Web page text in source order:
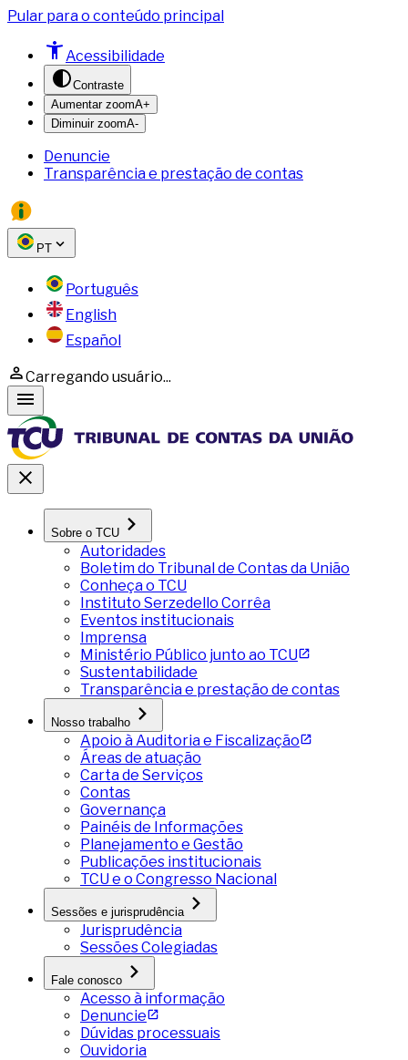
Pular para o conteúdo principal
Acessibilidade
Contraste
Aumentar zoomA+
Diminuir zoomA-
Denuncie
Transparência e prestação de contas
PT
Português
English
Español
Carregando usuário...
Sobre o TCU
Autoridades
Boletim do Tribunal de Contas da União
Conheça o TCU
Instituto Serzedello Corrêa
Eventos institucionais
Imprensa
Ministério Público junto ao TCU
Sustentabilidade
Transparência e prestação de contas
Nosso trabalho
Apoio à Auditoria e Fiscalização
Áreas de atuação
Carta de Serviços
Contas
Governança
Painéis de Informações
Planejamento e Gestão
Publicações institucionais
TCU e o Congresso Nacional
Sessões e jurisprudência
Jurisprudência
Sessões Colegiadas
Fale conosco
Acesso à informação
Denuncie
Dúvidas processuais
Ouvidoria